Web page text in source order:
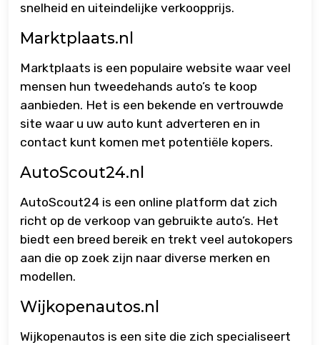
snelheid en uiteindelijke verkoopprijs.
Marktplaats.nl
Marktplaats is een populaire website waar veel
mensen hun tweedehands auto’s te koop
aanbieden. Het is een bekende en vertrouwde
site waar u uw auto kunt adverteren en in
contact kunt komen met potentiële kopers.
AutoScout24.nl
AutoScout24 is een online platform dat zich
richt op de verkoop van gebruikte auto’s. Het
biedt een breed bereik en trekt veel autokopers
aan die op zoek zijn naar diverse merken en
modellen.
Wijkopenautos.nl
Wijkopenautos is een site die zich specialiseert